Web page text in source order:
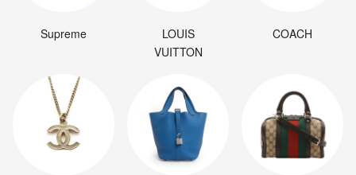
Supreme
LOUIS
VUITTON
COACH